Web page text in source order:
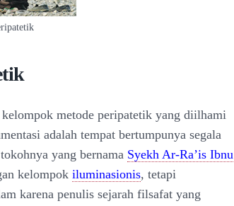
kelompok metode peripatetik yang diilhami
adalah tempat bertumpunya segala
yang bernama Syekh Ar-Ra’is Ibnu
kelompok iluminasionis, tetapi
karena penulis sejarah filsafat yang